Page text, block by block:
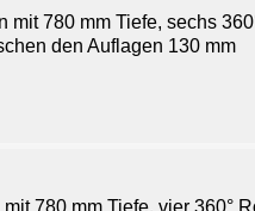
mit 780 mm Tiefe, sechs
den Auflagen 130 mm
780 mm Tiefe, vier 360°